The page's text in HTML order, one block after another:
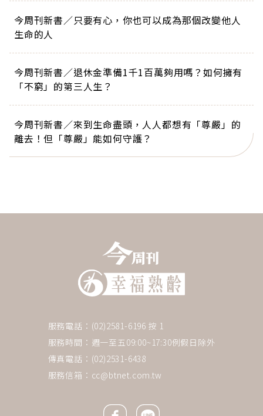
今周刊新書／只要有心，你也可以成為那個改變他人
生命的人
今周刊新書／退休金準備1千1百萬夠用嗎？如何擁有
「不窮」的第三人生？
今周刊新書／來到生命盡頭，人人都想有「尊嚴」的
離去！但「尊嚴」能如何守護？
服務電話：(02)2581-6196 按 1
服務時間：週一至五09:00~17:30例假日除外
傳真電話：(02)2531-6438
服務信箱： cc@btnet.com.tw
Facebook icon
Line icon